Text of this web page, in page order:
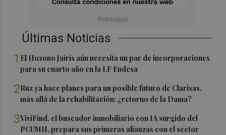
Últimas Noticias
1 El Hozono Jairis aún necesita un par de incorporaciones
para su cuarto año en la LF Endesa
2Ruz ya hace planes para un posible futuro de Clarisas,
más allá de la rehabilitación: ¿retorno de la Dama?
3ViviFind, el buscador inmobiliario con IA surgido del
PCUMH, prepara sus primeras alianzas con el sector